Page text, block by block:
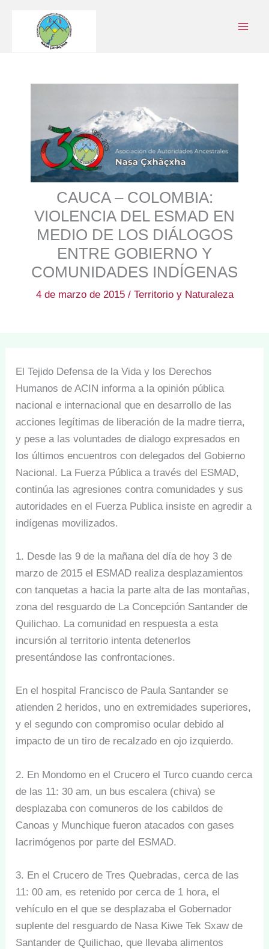
contenido
CAUCA – COLOMBIA:
VIOLENCIA DEL ESMAD EN
MEDIO DE LOS DIÁLOGOS
ENTRE GOBIERNO Y
COMUNIDADES INDÍGENAS
4 de marzo de 2015 / Territorio y Naturaleza
El Tejido Defensa de la Vida y los Derechos
Humanos de ACIN informa a la opinión pública
nacional e internacional que en desarrollo de las
acciones legítimas de liberación de la madre tierra,
y pese a las voluntades de dialogo expresados en
los últimos encuentros con delegados del Gobierno
Nacional. La Fuerza Pública a través del ESMAD,
continúa las agresiones contra comunidades y sus
autoridades en el Fuerza Publica insiste en agredir a
indígenas movilizados.
1. Desde las 9 de la mañana del día de hoy 3 de
marzo de 2015 el ESMAD realiza desplazamientos
con tanquetas a hacia la parte alta de las montañas,
zona del resguardo de La Concepción Santander de
Quilichao. La comunidad en respuesta a esta
incursión al territorio intenta detenerlos
presentándose las confrontaciones.
En el hospital Francisco de Paula Santander se
atienden 2 heridos, uno en extremidades superiores,
y el segundo con compromiso ocular debido al
impacto de un tiro de recalzado en ojo izquierdo.
2. En Mondomo en el Crucero el Turco cuando cerca
de las 11: 30 am, un bus escalera (chiva) se
desplazaba con comuneros de los cabildos de
Canoas y Munchique fueron atacados con gases
lacrimógenos por parte del ESMAD.
3. En el Crucero de Tres Quebradas, cerca de las
11: 00 am, es retenido por cerca de 1 hora, el
vehículo en el que se desplazaba el Gobernador
suplente del resguardo de Nasa Kiwe Tek Sxaw de
Santander de Quilichao, que llevaba alimentos